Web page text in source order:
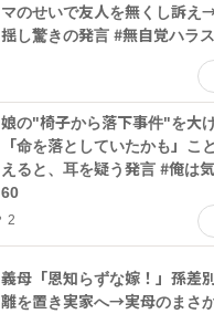
マのせいで友人を無くし訴え
揺し驚きの発言 #無自覚ハラ
娘の"椅子から落下事件"を大
「命を落としていたかも」こ
えると、耳を疑う発言 #俺は
60
2
義母「恩知らずな嫁！」孫差
離を置き実家へ→実母のまさ